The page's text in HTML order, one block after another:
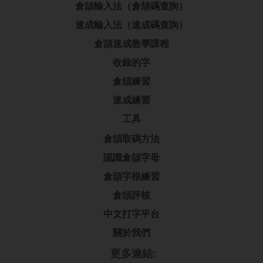
倉頡輸入法（倉頡碼查詢）
速成輸入法（速成碼查詢）
倉頡速成教學課程
收錄的字
倉頡練習
速成練習
工具
倉頡取碼方法
認識倉頡字母
倉頡字根練習
倉頡評核
中文打字平台
關於我們
更多連結: